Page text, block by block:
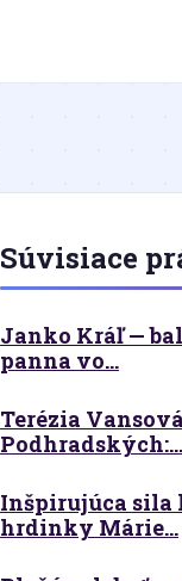
Súvisiace
Janko Kráľ —
panna vo...
Terézia
Podhradských:...
Inšpirujúca sila
hrdinky Márie...